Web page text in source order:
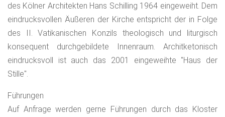
des Kölner Architekten Hans Schilling 1964 eingeweiht. Dem
eindrucksvollen Äußeren der Kirche entspricht der in Folge
des II. Vatikanischen Konzils theologisch und liturgisch
konsequent durchgebildete Innenraum. Architketonisch
eindrucksvoll ist auch das 2001 eingeweihte "Haus der
Stille".
Führungen
Auf Anfrage werden gerne Führungen durch das Kloster